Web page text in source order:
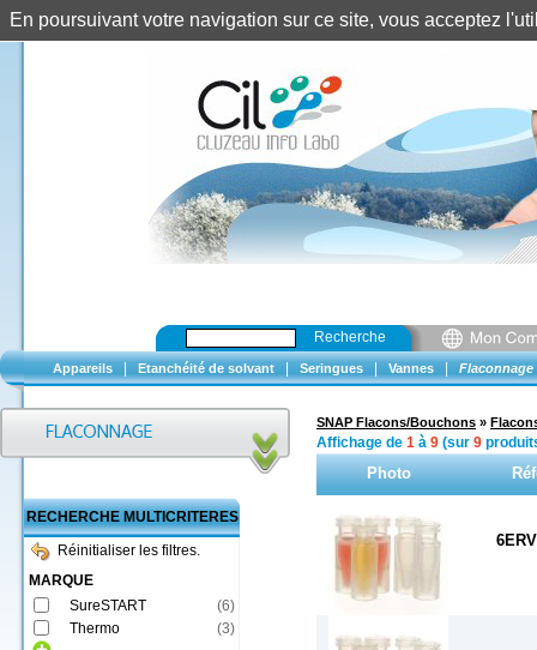
Recherche
Appareils Etanchéité de solvant Seringues Vannes Flaconnage
RECHERCHE MULTICRITERES
Réinitialiser les filtres.
MARQUE
SureSTART
(6)
Thermo
(3)
SNAP Flacons/Bouchons »
Affichage de 1 à 9 (sur 9
Photo
En poursuivant votre navigation sur ce site, vous acceptez